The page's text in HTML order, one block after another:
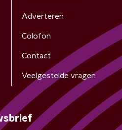
Adverteren
Colofon
Contact
Veelgestelde vragen